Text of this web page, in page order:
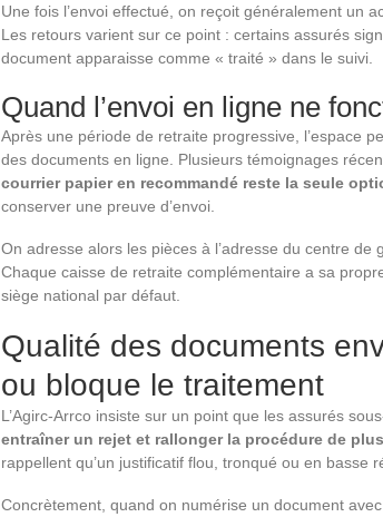
Une fois l’envoi effectué, on reçoit généralement un
Les retours varient sur ce point : certains assurés
document apparaisse comme « traité » dans le suivi.
Quand l’envoi en ligne ne
Après une période de retraite progressive, l’espace
des documents en ligne. Plusieurs témoignages
courrier papier en recommandé reste la seule
conserver une preuve d’envoi.
On adresse alors les pièces à l’adresse du centre de
Chaque caisse de retraite complémentaire a sa
siège national par défaut.
Qualité des documents
ou bloque le traitement
L’Agirc-Arrco insiste sur un point que les assurés
entraîner un rejet et rallonger la procédure de
rappellent qu’un justificatif flou, tronqué ou en basse
Concrètement, quand on numérise un document